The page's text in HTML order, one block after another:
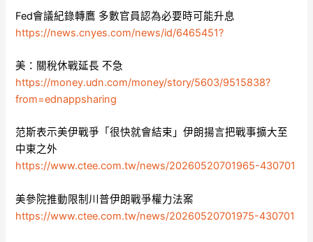
Fed會議紀錄轉鷹 多數官員認為必要時可能升息
https://news.cnyes.com/news/id/6465451?
美：關稅休戰延長 不急
https://money.udn.com/money/story/5603/9515838?
from=ednappsharing
范斯表示美伊戰爭「很快就會結束」伊朗揚言把戰事擴大至
中東之外
https://www.ctee.com.tw/news/20260520701965-430701
美參院推動限制川普伊朗戰爭權力法案
https://www.ctee.com.tw/news/20260520701975-430701